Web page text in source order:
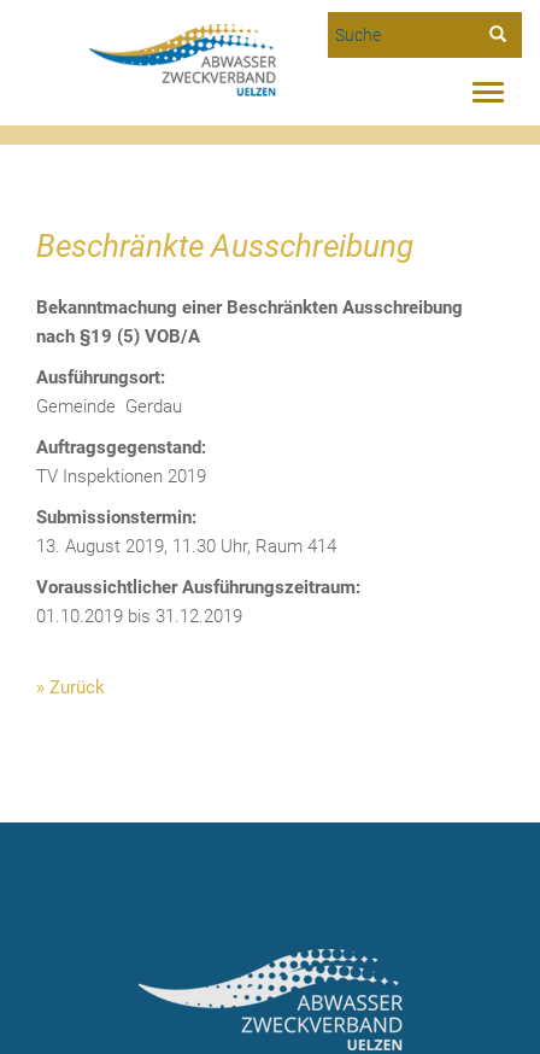
Suche
Toggle
Beschränkte Ausschreibung
Beschränkte Ausschreibung
Bekanntmachung einer Beschränkten Ausschreibung
nach §19 (5) VOB/A
Ausführungsort:
Gemeinde Gerdau
Auftragsgegenstand:
TV Inspektionen 2019
Submissionstermin:
13. August 2019, 11.30 Uhr, Raum 414
Voraussichtlicher Ausführungszeitraum:
01.10.2019 bis 31.12.2019
» Zurück